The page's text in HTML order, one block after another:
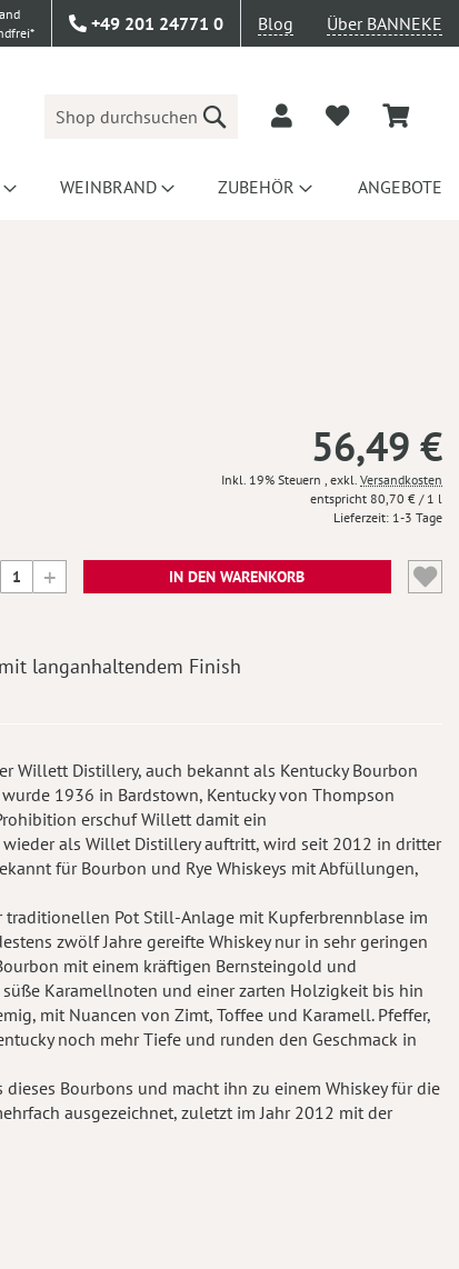
+49 201 24771 0 Blog Über BANNEKE
Suche
WEINBRAND ZUBEHÖR ANGEBOTE
56,49 €
Inkl. 19% Steuern , exkl. Versandkosten
80,70 € / 1 l
Lieferzeit 1-3 Tage
IN DEN WARENKORB
langanhaltendem Finish
Willett Distillery, auch bekannt als Kentucky Bourbon
1936 in Bardstown, Kentucky von Thompson
erschuf Willett damit ein
als Willet Distillery auftritt, wird seit 2012 in dritter
für Bourbon und Rye Whiskeys mit Abfüllungen,
traditionellen Pot Still-Anlage mit Kupferbrennblase im
zwölf Jahre gereifte Whiskey nur in sehr geringen
mit einem kräftigen Bernsteingold und
Karamellnoten und einer zarten Holzigkeit bis hin
mit Nuancen von Zimt, Toffee und Karamell. Pfeffer,
noch mehr Tiefe und runden den Geschmack in
Bourbons und macht ihn zu einem Whiskey für die
ausgezeichnet, zuletzt im Jahr 2012 mit der